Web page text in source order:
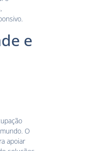
e
O
apoiar